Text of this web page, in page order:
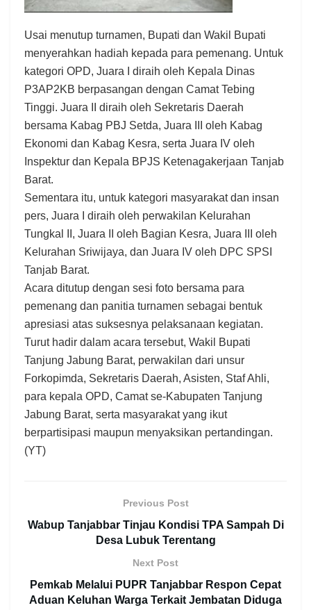
Usai menutup turnamen, Bupati dan Wakil Bupati
menyerahkan hadiah kepada para pemenang. Untuk
kategori OPD, Juara I diraih oleh Kepala Dinas
P3AP2KB berpasangan dengan Camat Tebing
Tinggi. Juara II diraih oleh Sekretaris Daerah
bersama Kabag PBJ Setda, Juara III oleh Kabag
Ekonomi dan Kabag Kesra, serta Juara IV oleh
Inspektur dan Kepala BPJS Ketenagakerjaan Tanjab
Barat.
Sementara itu, untuk kategori masyarakat dan insan
pers, Juara I diraih oleh perwakilan Kelurahan
Tungkal II, Juara II oleh Bagian Kesra, Juara III oleh
Kelurahan Sriwijaya, dan Juara IV oleh DPC SPSI
Tanjab Barat.
Acara ditutup dengan sesi foto bersama para
pemenang dan panitia turnamen sebagai bentuk
apresiasi atas suksesnya pelaksanaan kegiatan.
Turut hadir dalam acara tersebut, Wakil Bupati
Tanjung Jabung Barat, perwakilan dari unsur
Forkopimda, Sekretaris Daerah, Asisten, Staf Ahli,
para kepala OPD, Camat se-Kabupaten Tanjung
Jabung Barat, serta masyarakat yang ikut
berpartisipasi maupun menyaksikan pertandingan.
(YT)
Previous Post
Wabup Tanjabbar Tinjau Kondisi TPA Sampah Di
Desa Lubuk Terentang
Next Post
Pemkab Melalui PUPR Tanjabbar Respon Cepat
Aduan Keluhan Warga Terkait Jembatan Diduga